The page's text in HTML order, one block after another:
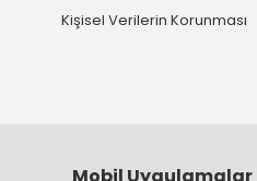
Kişisel Verilerin Korunması